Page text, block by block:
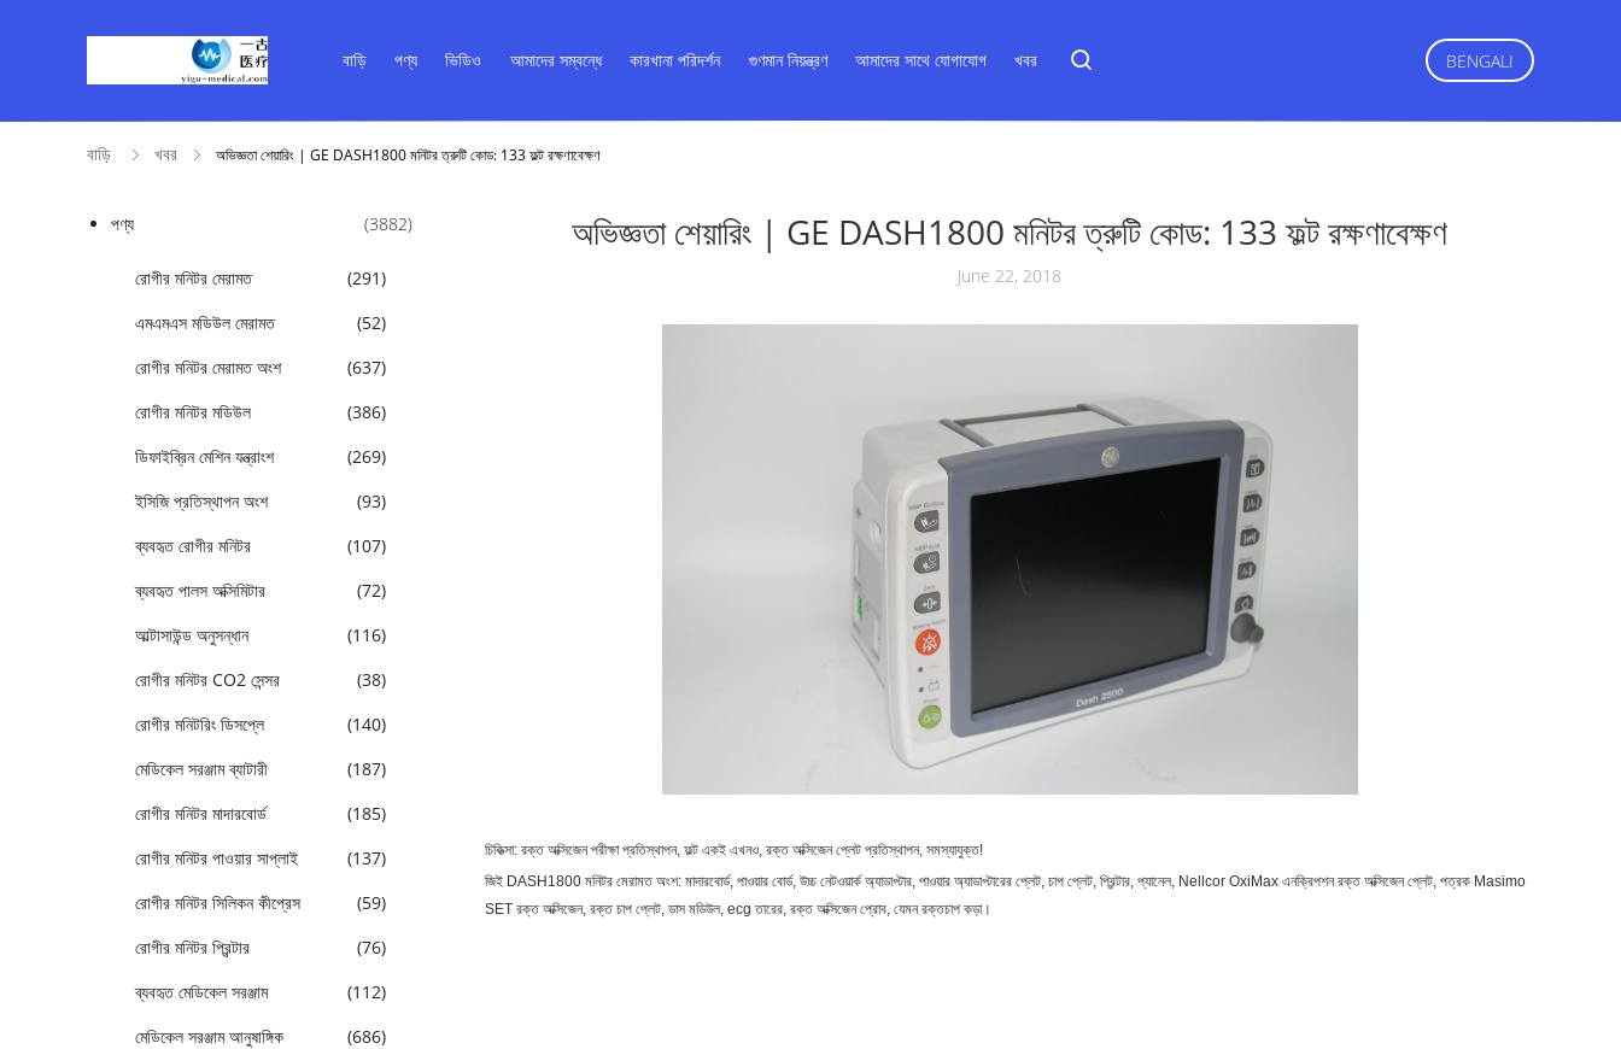
বাড়ি পণ্য ভিডিও আমাদের সম্বন্ধে কারখানা পরিদর্শন গুণমান নিয়ন্ত্রণ আমাদের সাথে যোগাযোগ খবর BENGALI
বাড়ি খবর অভিজ্ঞতা শেয়ারিং | GE DASH1800 মনিটর ত্রুটি কোড: 133 ফল্ট রক্ষণাবেক্ষণ
পণ্য (3882)
রোগীর মনিটর মেরামত
(291)
এমএমএস মডিউল মেরামত
(52)
রোগীর মনিটর মেরামত অংশ
(637)
রোগীর মনিটর মডিউল
(386)
ডিফাইব্রিন মেশিন যন্ত্রাংশ
(269)
ইসিজি প্রতিস্থাপন অংশ
(93)
ব্যবহৃত রোগীর মনিটর
(107)
ব্যবহৃত পালস অক্সিমিটার
(72)
আল্টাসাউন্ড অনুসন্ধান
(116)
রোগীর মনিটর CO2 সেন্সর
(38)
রোগীর মনিটরিং ডিসপ্লে
(140)
মেডিকেল সরঞ্জাম ব্যাটারী
(187)
রোগীর মনিটর মাদারবোর্ড
(185)
রোগীর মনিটর পাওয়ার সাপ্লাই
(137)
রোগীর মনিটর সিলিকন কীপ্রেস
(59)
রোগীর মনিটর প্রিন্টার
(76)
ব্যবহৃত মেডিকেল সরঞ্জাম
(112)
মেডিকেল সরঞ্জাম আনুষাঙ্গিক
(686)
অভিজ্ঞতা শেয়ারিং | GE DASH1800 মনিটর ত্রুটি কোড: 133 ফল্ট রক্ষণাবেক্ষণ
June 22, 2018
চিকিত্সা: রক্ত ​​অক্সিজেন পরীক্ষা প্রতিস্থাপন, ফল্ট একই এখনও, রক্ত ​​অক্সিজেন প্লেট প্রতিস্থাপন, সমস্যাযুক্ত!
জিই DASH1800 মনিটর মেরামত অংশ: মাদারবোর্ড, পাওয়ার বোর্ড, উচ্চ নেটওয়ার্ক অ্যাডাপ্টার, পাওয়ার অ্যাডাপ্টারের প্লেট, চাপ প্লেট, প্রিন্টার, প্যানেল, Nellcor OxiMax এনক্রিপশন রক্ত ​​অক্সিজেন প্লেট, পত্রক Masimo
SET রক্ত ​​অক্সিজেন, রক্ত ​​চাপ প্লেট, ডাস মডিউল, ecg তারের, রক্ত অক্সিজেন প্রোব, যেমন রক্তচাপ কড়া।